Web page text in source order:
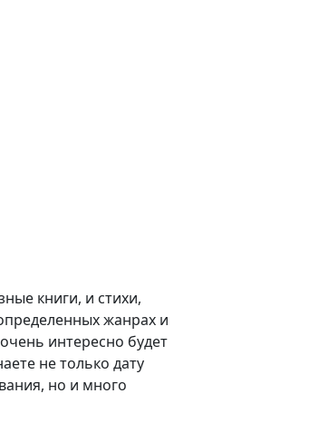
книги, и стихи,
жанрах и
интересно будет
не только дату
но и много